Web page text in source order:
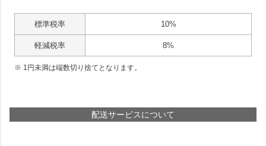
標準税率 10%
軽減税率 8%
1 未満は端数切り捨てとなります。
配送サービスについて